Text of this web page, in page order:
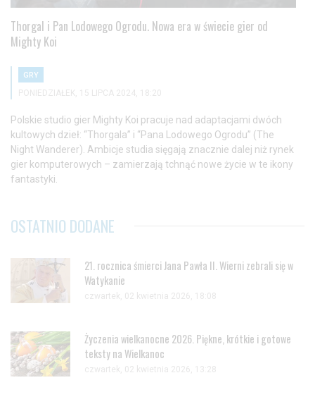
Thorgal i Pan Lodowego Ogrodu. Nowa era w świecie gier od
Mighty Koi
GRY
PONIEDZIAŁEK, 15 LIPCA 2024, 18:20
Polskie studio gier Mighty Koi pracuje nad adaptacjami dwóch
kultowych dzieł: “Thorgala” i “Pana Lodowego Ogrodu” (The
Night Wanderer). Ambicje studia sięgają znacznie dalej niż rynek
gier komputerowych – zamierzają tchnąć nowe życie w te ikony
fantastyki.
OSTATNIO DODANE
21. rocznica śmierci Jana Pawła II. Wierni zebrali się w
Watykanie
czwartek, 02 kwietnia 2026, 18:08
Życzenia wielkanocne 2026. Piękne, krótkie i gotowe
teksty na Wielkanoc
czwartek, 02 kwietnia 2026, 13:28